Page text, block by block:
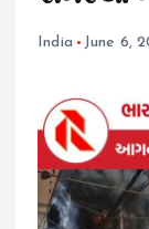
India June 6,